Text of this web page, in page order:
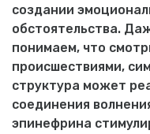
создании
обстоятельства.
понимаем, что
происшествиями,
структура может
соединения
эпинефрина